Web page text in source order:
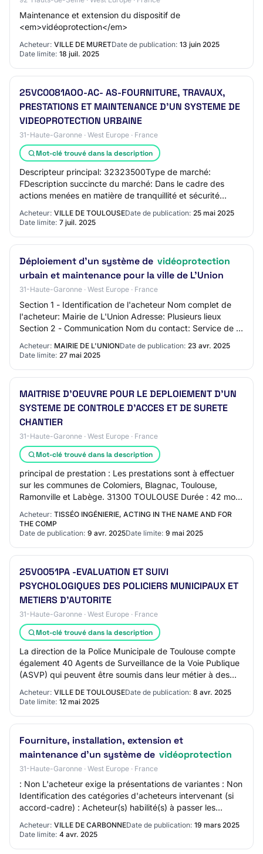
Maintenance et extension du dispositif de
<em>vidéoprotection</em>
Acheteur: VILLE DE MURETDate de publication: 13 juin 2025
Date limite: 18 juil. 2025
25VC0081AOO-AC- AS-FOURNITURE, TRAVAUX,
PRESTATIONS ET MAINTENANCE D'UN SYSTEME DE
VIDEOPROTECTION URBAINE
31-Haute-Garonne · West Europe · France
Mot-clé trouvé dans la description
Descripteur principal: 32323500Type de marché:
FDescription succincte du marché: Dans le cadre des
actions menées en matière de tranquillité et sécurité
Acheteur: VILLE DE TOULOUSEDate de publication: 25 mai 2025
Date limite: 7 juil. 2025
Déploiement d'un système de vidéoprotection
urbain et maintenance pour la ville de L'Union
31-Haute-Garonne · West Europe · France
Section 1 - Identification de l'acheteur Nom complet de
l'acheteur: Mairie de L'Union Adresse: Plusieurs lieux
Section 2 - Communication Nom du contact: Service de la
Acheteur: MAIRIE DE L'UNIONDate de publication: 23 avr. 2025
Date limite: 27 mai 2025
MAITRISE D'OEUVRE POUR LE DEPLOIEMENT D'UN
SYSTEME DE CONTROLE D'ACCES ET DE SURETE
CHANTIER
31-Haute-Garonne · West Europe · France
Mot-clé trouvé dans la description
principal de prestation : Les prestations sont à effectuer
sur les communes de Colomiers, Blagnac, Toulouse,
Ramonville et Labège. 31300 TOULOUSE Durée : 42 mois.
à compter du 09/07/25 Description :…
Acheteur: TISSÉO INGÉNIERIE, ACTING IN THE NAME AND FOR
THE COMP
Date de publication: 9 avr. 2025Date limite: 9 mai 2025
25V0051PA -EVALUATION ET SUIVI
PSYCHOLOGIQUES DES POLICIERS MUNICIPAUX ET
METIERS D'AUTORITE
31-Haute-Garonne · West Europe · France
Mot-clé trouvé dans la description
La direction de la Police Municipale de Toulouse compte
également 40 Agents de Surveillance de la Voie Publique
(ASVP) qui peuvent être soumis dans leur métier à des
Acheteur: VILLE DE TOULOUSEDate de publication: 8 avr. 2025
Date limite: 12 mai 2025
Fourniture, installation, extension et
maintenance d'un système de vidéoprotection
31-Haute-Garonne · West Europe · France
: Non L'acheteur exige la présentations de variantes : Non
Identification des catégories d'acheteurs intervenant (si
accord-cadre) : Acheteur(s) habilité(s) à passer les
Acheteur: VILLE DE CARBONNEDate de publication: 19 mars 2025
Date limite: 4 avr. 2025